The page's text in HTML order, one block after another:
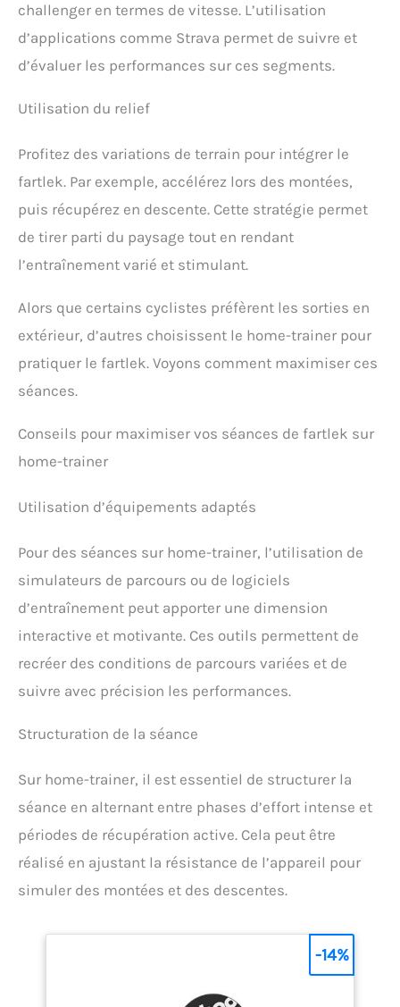
challenger en termes de vitesse. L’utilisation
d’applications comme Strava permet de suivre et
d’évaluer les performances sur ces segments.
Utilisation du relief
Profitez des variations de terrain pour intégrer le
fartlek. Par exemple, accélérez lors des montées,
puis récupérez en descente. Cette stratégie permet
de tirer parti du paysage tout en rendant
l’entraînement varié et stimulant.
Alors que certains cyclistes préfèrent les sorties en
extérieur, d’autres choisissent le home-trainer pour
pratiquer le fartlek. Voyons comment maximiser ces
séances.
Conseils pour maximiser vos séances de fartlek sur
home-trainer
Utilisation d’équipements adaptés
Pour des séances sur home-trainer, l’utilisation de
simulateurs de parcours ou de logiciels
d’entraînement peut apporter une dimension
interactive et motivante. Ces outils permettent de
recréer des conditions de parcours variées et de
suivre avec précision les performances.
Structuration de la séance
Sur home-trainer, il est essentiel de structurer la
séance en alternant entre phases d’effort intense et
périodes de récupération active. Cela peut être
réalisé en ajustant la résistance de l’appareil pour
simuler des montées et des descentes.
-14%